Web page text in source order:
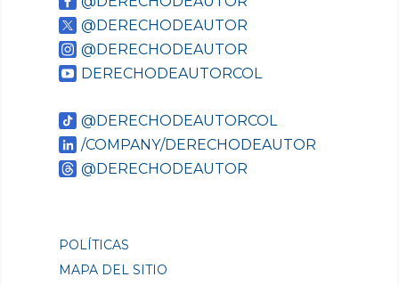
@DERECHODEAUTOR
@DERECHODEAUTOR
DERECHODEAUTORCOL
@DERECHODEAUTORCOL
/COMPANY/DERECHODEAUTOR
@DERECHODEAUTOR
POLÍTICAS
MAPA DEL SITIO